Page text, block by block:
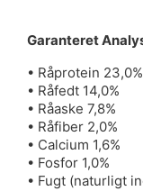
Garanteret
• Råprotein 23,0%
• Råfedt 14,0%
• Råaske 7,8%
• Råfiber 2,0%
• Calcium 1,6%
• Fosfor 1,0%
• Fugt (naturligt